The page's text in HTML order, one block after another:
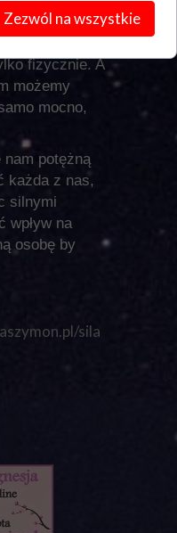
sila
fizycznie. A
możemy
mocno,
potężną
każda z nas,
silnymi
wpływ na
osobę by
Zezwól na wszystkie